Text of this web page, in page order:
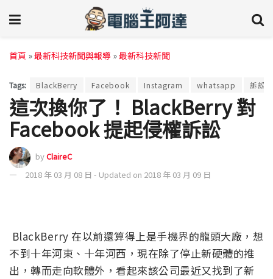
首頁 »最新科技新聞與報導 »最新科技新聞
Tags: BlackBerry Facebook Instagram whatsapp 訴訟
這次換你了！ BlackBerry 對
Facebook 提起侵權訴訟
byClaireC
2018 年 03 月 08 日 - Updated on 2018 年 03 月 09 日
BlackBerry 在以前還算得上是手機界的龍頭大廠，想
不到十年河東、十年河西，現在除了停止新硬體的推
出，轉而走向軟體外，看起來該公司最近又找到了新